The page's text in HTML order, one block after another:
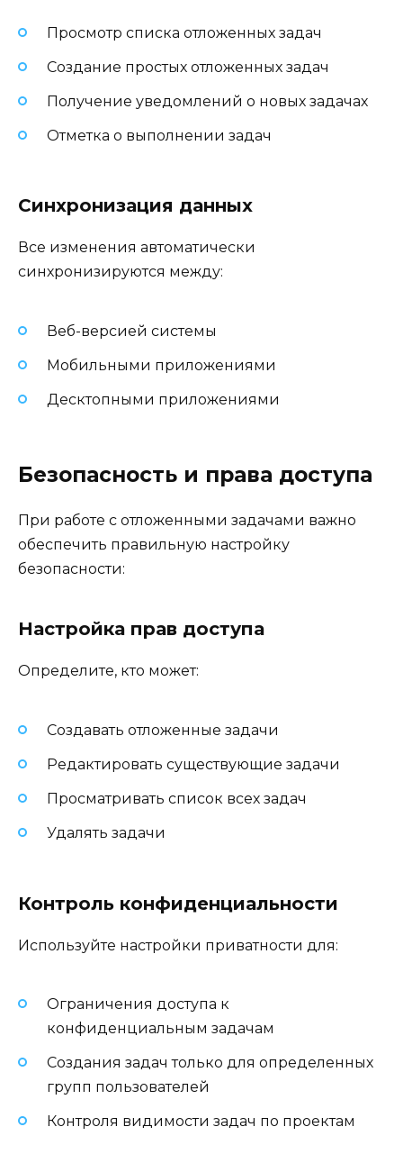
Просмотр списка отложенных задач
Создание простых отложенных задач
Получение уведомлений о новых задачах
Отметка о выполнении задач
Синхронизация данных
Все изменения автоматически
синхронизируются между:
Веб-версией системы
Мобильными приложениями
Десктопными приложениями
Безопасность и права доступа
При работе с отложенными задачами важно
обеспечить правильную настройку
безопасности:
Настройка прав доступа
Определите, кто может:
Создавать отложенные задачи
Редактировать существующие задачи
Просматривать список всех задач
Удалять задачи
Контроль конфиденциальности
Используйте настройки приватности для:
Ограничения доступа к
конфиденциальным задачам
Создания задач только для определенных
групп пользователей
Контроля видимости задач по проектам